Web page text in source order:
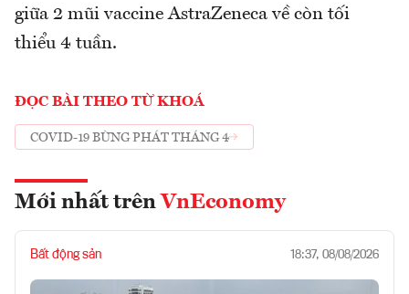
giữa 2 mũi vaccine AstraZeneca về còn tối
thiểu 4 tuần.
ĐỌC BÀI THEO TỪ KHOÁ
COVID-19 BÙNG PHÁT THÁNG 4
Mới nhất trên VnEconomy
Bất động sản 18:37, 08/08/2026